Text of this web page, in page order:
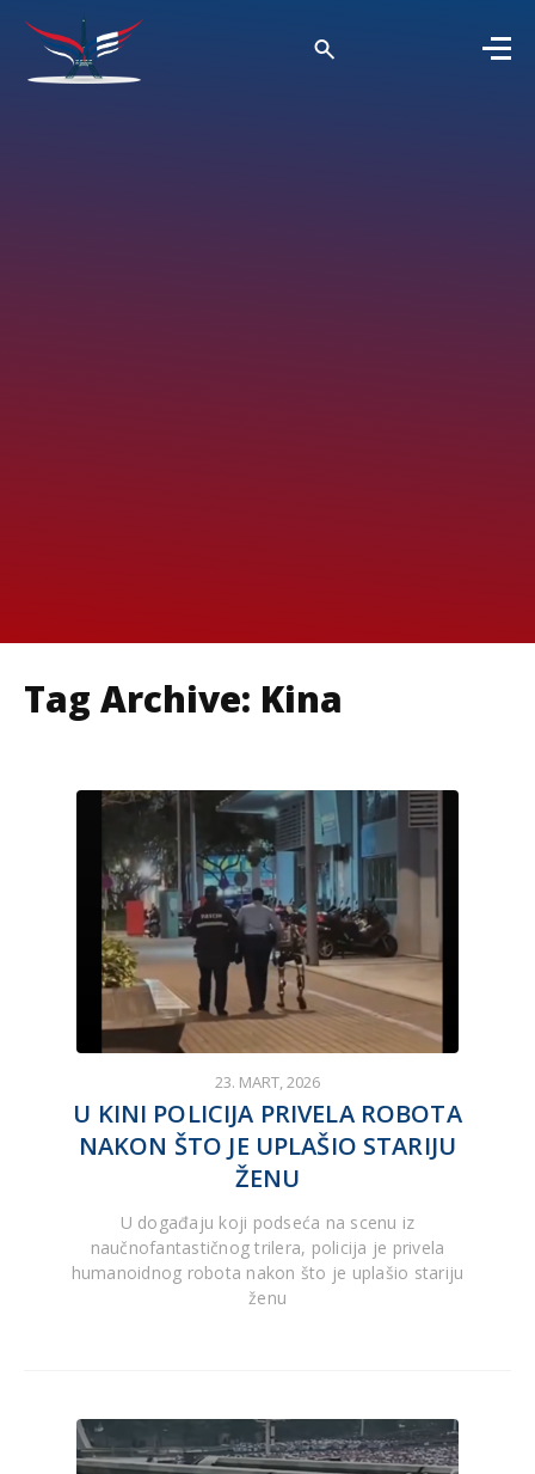
Tag Archive: Kina
23. MART, 2026
U KINI POLICIJA PRIVELA ROBOTA
NAKON ŠTO JE UPLAŠIO STARIJU
ŽENU
U događaju koji podseća na scenu iz
naučnofantastičnog trilera, policija je privela
humanoidnog robota nakon što je uplašio stariju
ženu